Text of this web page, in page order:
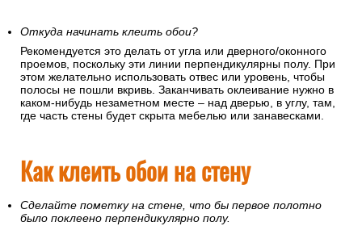
Откуда начинать клеить обои?
Рекомендуется это делать от угла или дверного/оконного
проемов, поскольку эти линии перпендикулярны полу. При
этом желательно использовать отвес или уровень, чтобы
полосы не пошли вкривь. Заканчивать оклеивание нужно в
каком-нибудь незаметном месте – над дверью, в углу, там,
где часть стены будет скрыта мебелью или занавесками.
Как клеить обои на стену
Сделайте пометку на стене, что бы первое полотно
было поклеено перпендикулярно полу.